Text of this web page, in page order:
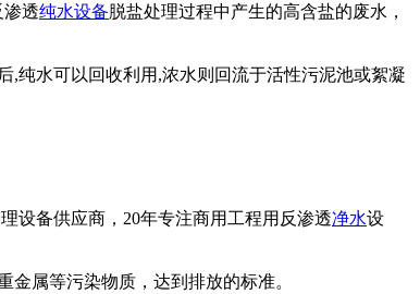
渗透纯水设备脱盐处理过程中产生的高含盐的废水，
,纯水可以回收利用,浓水则回流于活性污泥池或絮凝
设备供应商，20年专注商用工程用反渗透净水设
属等污染物质，达到排放的标准。